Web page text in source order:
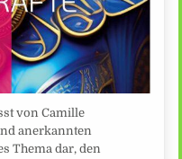
von Camille
anerkannten
Thema dar, den